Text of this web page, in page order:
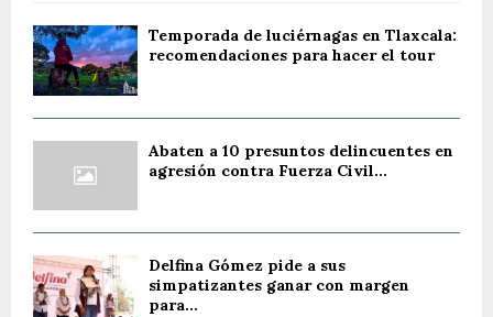
Temporada de luciérnagas en Tlaxcala:
recomendaciones para hacer el tour
Abaten a 10 presuntos delincuentes en
agresión contra Fuerza Civil...
Delfina Gómez pide a sus
simpatizantes ganar con margen
para...